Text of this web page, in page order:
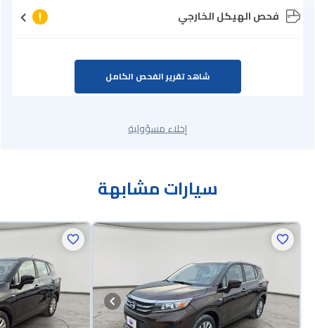
فحص الهيكل الخارجي
شاهد تقرير الفحص الكامل
إخلاء مسؤولية
سيارات مشابهة